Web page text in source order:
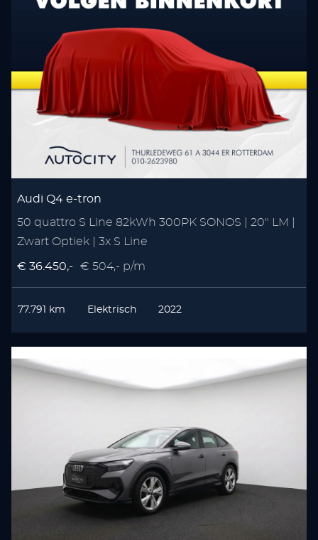
Audi Q4 e-tron
50 quattro S Line 82kWh 300PK SONOS | 20" LM |
Zwart Optiek | 3x S Line
€ 36.450,- € 504,- p/m
77.791 km Elektrisch 2022